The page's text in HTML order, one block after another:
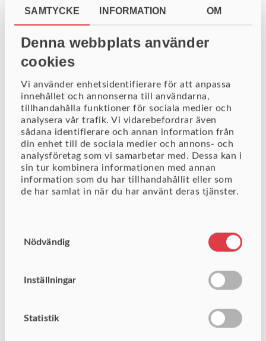
SAMTYCKE INFORMATION OM
Denna webbplats använder
cookies
Vi använder enhetsidentifierare för att anpassa
innehållet och annonserna till användarna,
tillhandahålla funktioner för sociala medier och
analysera vår trafik. Vi vidarebefordrar även
sådana identifierare och annan information från
din enhet till de sociala medier och annons- och
analysföretag som vi samarbetar med. Dessa kan i
sin tur kombinera informationen med annan
information som du har tillhandahållit eller som
de har samlat in när du har använt deras tjänster.
Nödvändig
Inställningar
Statistik
specialisterna inom utveckling av HR-system och
anpassade HR-lösningar. Med kopplingar mot ett stort
antal av marknadens befintligt HR- och lönesystem skapar
HR Fokus lösningar för bättre beslutsunderlag och
enklare administration.
HR Fokus kontaktuppgifter
Telefon: +46 (0)19-26 99 20
Säljkontor i Stockholm
113 59 Stockholm